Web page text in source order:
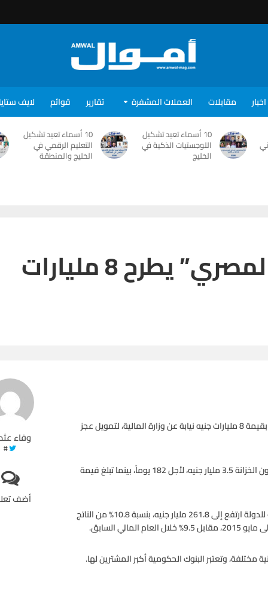
اخبار مقابلات العملات المشفرة تقارير قوائم لايف
10 أسماء تعيد تشكيل
اللوجستيات الذكية في
الخليج
10 أسماء تعيد تشكيل
التعليم الرقمي في
الخليج والمنطقة
لسد العجز..”المركزي المصري” يطرح 8 مليارات
وفاء
#
أضف
قال البنك المركزي المصري، اليوم الخميس، إنه سيطرح أذون خزانة بقيمة 8 مليارات جنيه نيابة عن وزارة المالية، لتمويل عجز
وأضاف المصرف على موقعه الإلكتروني، أن قيمة الطرح الأول لأذون الخزانة 3.5 مليار جنيه، لأجل 182 يوماً، بينما تبلغ قيمة
وكان التقرير الشهري لوزارة المالية، قد ذكر، أن عجز الموازنة العامة للدولة ارتفع إلى 261.8 مليار جنيه، بنسبة 10.8% من الناتج
مختلفة، وتعتبر البنوك الحكومية أكبر المشترين لها.